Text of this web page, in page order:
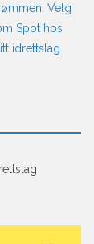
Velg
Spot hos
idrettslag